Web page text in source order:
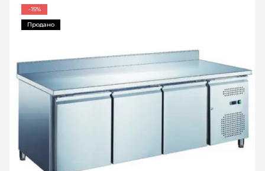
-15%
Продано